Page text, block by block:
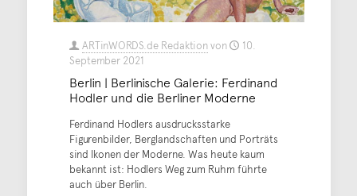
ARTinWORDS.de Redaktionvon
10.
September 2021
Berlin | Berlinische Galerie: Ferdinand
Hodler und die Berliner Moderne
Ferdinand Hodlers ausdrucksstarke
Figurenbilder, Berglandschaften und Porträts
sind Ikonen der Moderne. Was heute kaum
bekannt ist: Hodlers Weg zum Ruhm führte
auch über Berlin.